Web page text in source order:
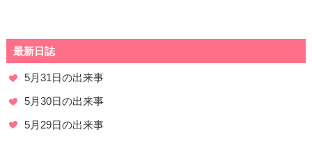
最新日誌
5月31日の出来事
5月30日の出来事
5月29日の出来事